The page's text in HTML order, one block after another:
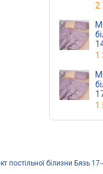
2
1
1
постільної білизни Бязь